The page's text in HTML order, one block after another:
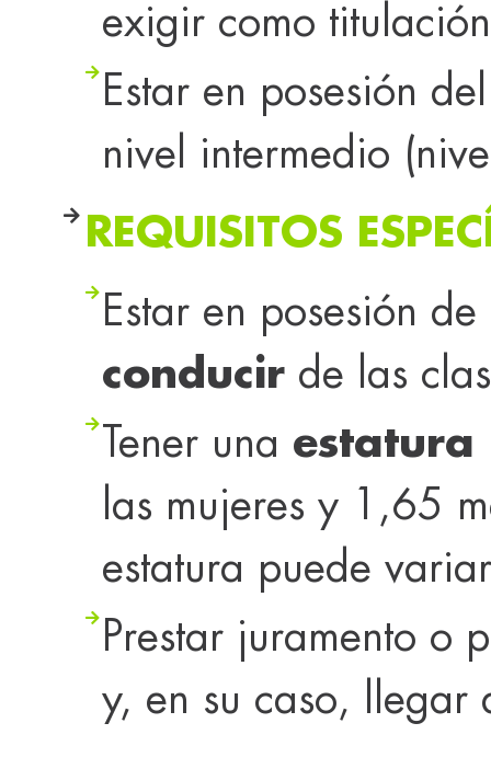
exigir como
Estar en posesión
nivel intermedio
REQUISITOS
Estar en posesión
conducir de las
Tener una estatura
las mujeres y 1,65
estatura puede
Prestar juramento o
y, en su caso, llegar